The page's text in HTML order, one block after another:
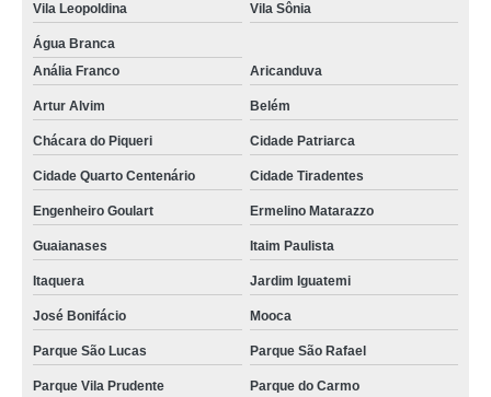
Vila Leopoldina Vila Sônia
Água Branca
Anália Franco
Aricanduva
Artur Alvim Belém
Chácara do Piqueri Cidade Patriarca
Cidade Quarto Centenário Cidade Tiradentes
Engenheiro Goulart Ermelino Matarazzo
Guaianases Itaim Paulista
Itaquera Jardim Iguatemi
José Bonifácio Mooca
Parque São Lucas Parque São Rafael
Parque Vila Prudente Parque do Carmo